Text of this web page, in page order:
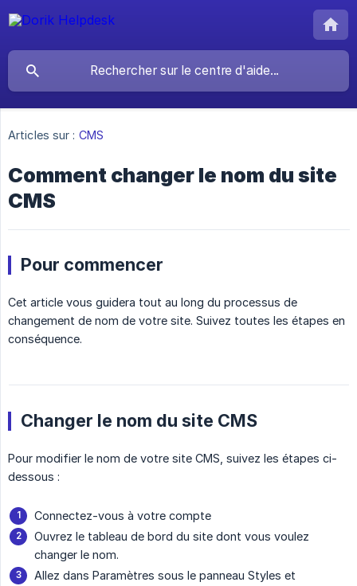
Articles sur : CMS
Comment changer le nom du site
CMS
Pour commencer
Cet article vous guidera tout au long du processus de
changement de nom de votre site. Suivez toutes les étapes en
conséquence.
Changer le nom du site CMS
Pour modifier le nom de votre site CMS, suivez les étapes ci-
dessous :
Connectez-vous à votre compte
Ouvrez le tableau de bord du site dont vous voulez
changer le nom.
Allez dans Paramètres sous le panneau Styles et